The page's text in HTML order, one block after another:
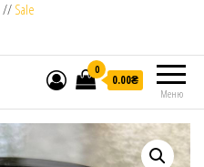
// Sale
Меню
0
0.00₴